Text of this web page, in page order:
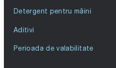
Detergent pentru mâini
Aditivi
Perioada de valabilitate